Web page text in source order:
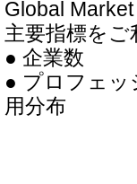
Global
主要指標をご
● 企業数
● プロフェッ
用分布